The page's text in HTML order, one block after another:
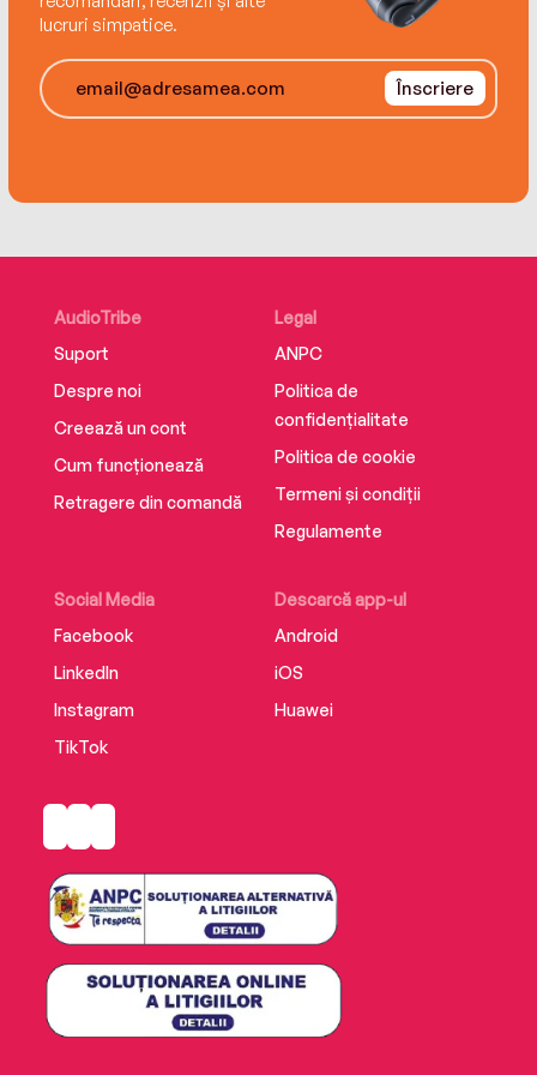
lucruri simpatice.
Înscriere
AudioTribe
Suport
Despre noi
Creează un cont
Cum funcționează
Retragere din comandă
Social Media
Facebook
LinkedIn
Instagram
TikTok
Descarcă app-ul
Android
iOS
Huawei
Legal
ANPC
Politica de
confidențialitate
Politica de cookie
Termeni și condiții
Regulamente